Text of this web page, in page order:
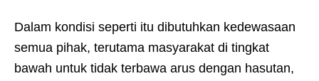
Dalam kondisi seperti itu dibutuhkan kedewasaan
semua pihak, terutama masyarakat di tingkat
bawah untuk tidak terbawa arus dengan hasutan,